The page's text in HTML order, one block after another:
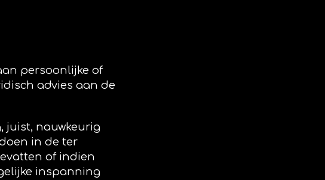
persoonlijke of
advies aan de
juist, nauwkeurig
in de ter
of indien
inspanning